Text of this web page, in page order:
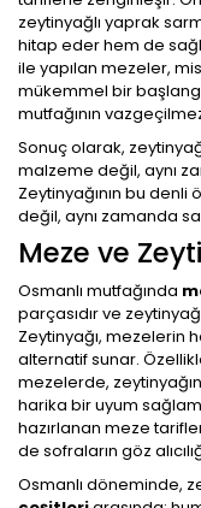
zeytinyağlı yaprak
hitap eder hem de
ile yapılan mezeler,
mükemmel bir
mutfağının
Sonuç olarak,
malzeme değil, aynı
Zeytinyağının bu
değil, aynı zamanda
Meze ve
Osmanlı mutfağında
parçasıdır ve
Zeytinyağı, mezelerin
alternatif sunar.
mezelerde,
harika bir uyum
hazırlanan meze
de sofraların göz
Osmanlı döneminde,